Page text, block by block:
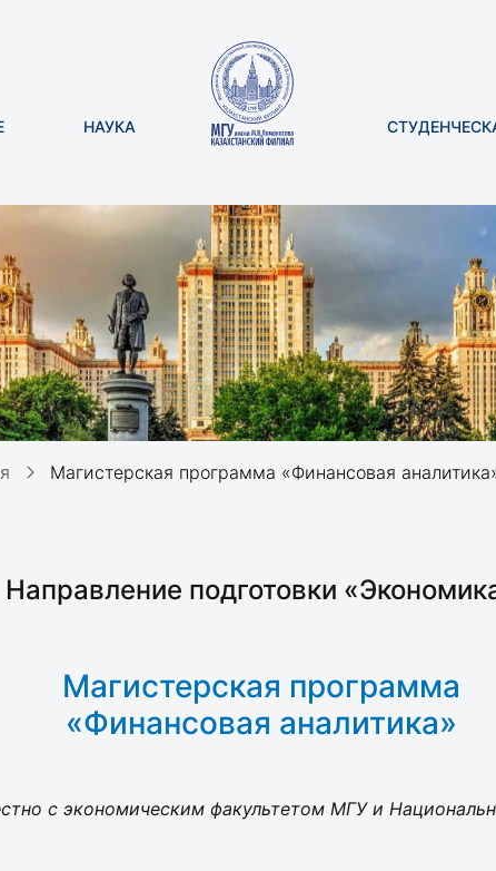
НАУКА
Магистерская программа «Финансовая
Направление подготовки
Магистерская программа
«Финансовая аналитика»
с экономическим факультетом МГУ и